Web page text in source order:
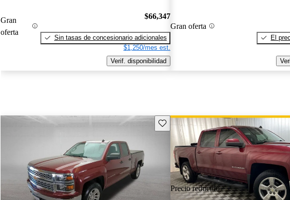
Gran
oferta
$66,347
Sin tasas de concesionario adicionales
$1,250/mes est.
Verif. disponibilidad
Gran oferta
El
Guarda este Aviso
Precio reducido